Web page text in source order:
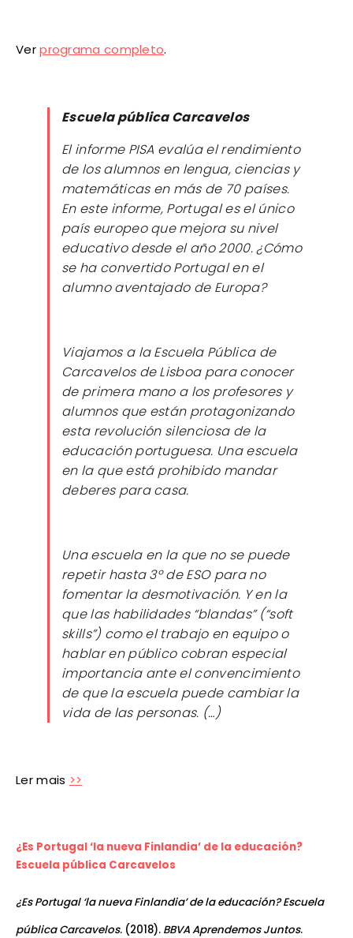
Verprograma completo.
Escuela pública Carcavelos
El informe PISA evalúa el rendimiento
de los alumnos en lengua, ciencias y
matemáticas en más de 70 países.
En este informe, Portugal es el único
país europeo que mejora su nivel
educativo desde el año 2000. ¿Cómo
se ha convertido Portugal en el
alumno aventajado de Europa?
Viajamos a la Escuela Pública de
Carcavelos de Lisboa para conocer
de primera mano a los profesores y
alumnos que están protagonizando
esta revolución silenciosa de la
educación portuguesa. Una escuela
en la que está prohibido mandar
deberes para casa.
Una escuela en la que no se puede
repetir hasta 3º de ESO para no
fomentar la desmotivación. Y en la
que las habilidades “blandas” (“soft
skills”) como el trabajo en equipo o
hablar en público cobran especial
importancia ante el convencimiento
de que la escuela puede cambiar la
vida de las personas. (…)
Ler mais >>
¿Es Portugal ‘la nueva Finlandia’ de la educación?
Escuela pública Carcavelos
¿Es Portugal ‘la nueva Finlandia’ de la educación? Escuela
pública Carcavelos. (2018). BBVA Aprendemos Juntos.